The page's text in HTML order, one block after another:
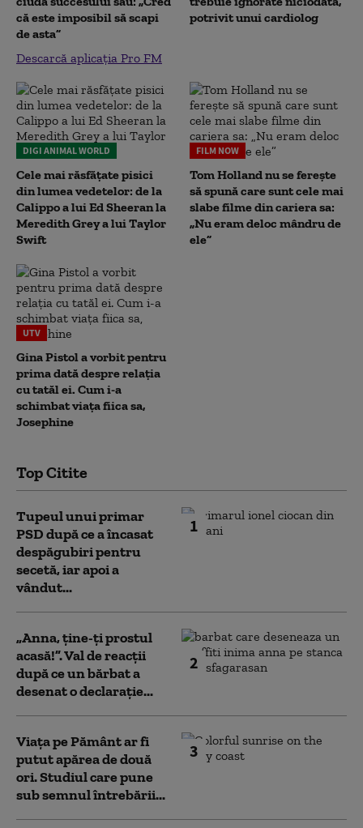
că este imposibil să scapi
de asta”
Descarcă aplicația Pro FM
potrivit unui cardiolog
DIGI ANIMAL WORLD
Cele mai răsfățate pisici
din lumea vedetelor: de la
Calippo a lui Ed Sheeran la
Meredith Grey a lui Taylor
Swift
FILM NOW
Tom Holland nu se ferește
să spună care sunt cele mai
slabe filme din cariera sa:
„Nu eram deloc mândru de
ele”
UTV
Gina Pistol a vorbit pentru
prima dată despre relația
cu tatăl ei. Cum i-a
schimbat viața fiica sa,
Josephine
Top Citite
1
Tupeul unui primar
PSD după ce a încasat
despăgubiri pentru
secetă, iar apoi a
vândut...
2
„Anna, ţine-ţi prostul
acasă!”. Val de reacții
după ce un bărbat a
desenat o declarație...
3
Viața pe Pământ ar fi
putut apărea de două
ori. Studiul care pune
sub semnul întrebării...